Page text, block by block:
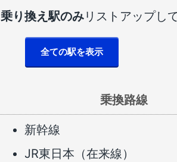
乗り換え駅のみリストアップし
乗換路線
新幹線
JR東日本（在来線）